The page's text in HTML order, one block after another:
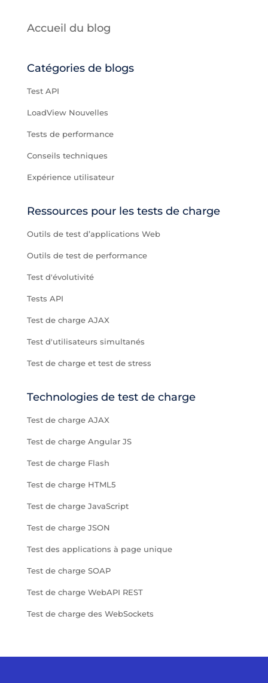
Accueil du blog
Catégories de blogs
Test API
LoadView Nouvelles
Tests de performance
Conseils techniques
Expérience utilisateur
Ressources pour les tests de charge
Outils de test d’applications Web
Outils de test de performance
Test d'évolutivité
Tests API
Test de charge AJAX
Test d'utilisateurs simultanés
Test de charge et test de stress
Technologies de test de charge
Test de charge AJAX
Test de charge Angular JS
Test de charge Flash
Test de charge HTML5
Test de charge JavaScript
Test de charge JSON
Test des applications à page unique
Test de charge SOAP
Test de charge WebAPI REST
Test de charge des WebSockets